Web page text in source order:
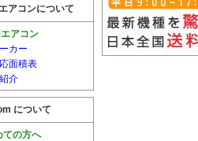
アコンについて
アコン
カー
面積表
介
について
ての方へ